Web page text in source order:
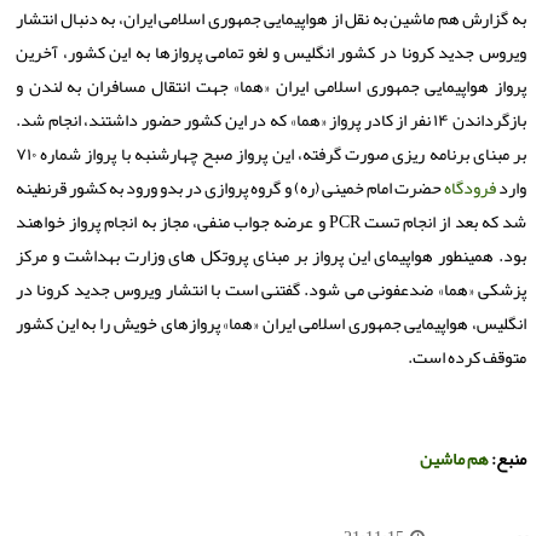
به گزارش هم ماشین به نقل از هواپیمایی جمهوری اسلامی ایران، به دنبال انتشار
ویروس جدید کرونا در کشور انگلیس و لغو تمامی پروازها به این کشور، آخرین
پرواز هواپیمایی جمهوری اسلامی ایران «هما» جهت انتقال مسافران به لندن و
بازگرداندن ۱۴ نفر از کادر پرواز «هما» که در این کشور حضور داشتند، انجام شد.
بر مبنای برنامه ریزی صورت گرفته، این پرواز صبح چهارشنبه با پرواز شماره ۷۱۰
واردفرودگاهحضرت امام خمینی (ره) و گروه پروازی در بدو ورود به کشور قرنطینه
شد که بعد از انجام تست PCR و عرضه جواب منفی، مجاز به انجام پرواز خواهند
بود. همینطور هواپیمای این پرواز بر مبنای پروتکل های وزارت بهداشت و مرکز
پزشکی «هما» ضدعفونی می شود. گفتنی است با انتشار ویروس جدید کرونا در
انگلیس، هواپیمایی جمهوری اسلامی ایران «هما» پروازهای خویش را به این کشور
متوقف کرده است.
منبع:هم ماشین